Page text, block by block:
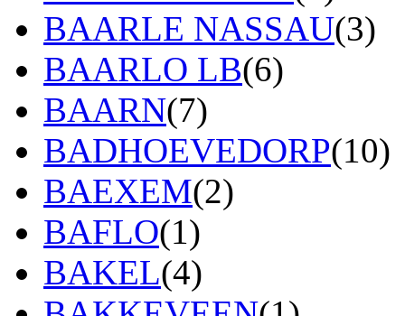
BAARLE NASSAU(3)
BAARLO LB(6)
BAARN(7)
BADHOEVEDORP(10)
BAEXEM(2)
BAFLO(1)
BAKEL(4)